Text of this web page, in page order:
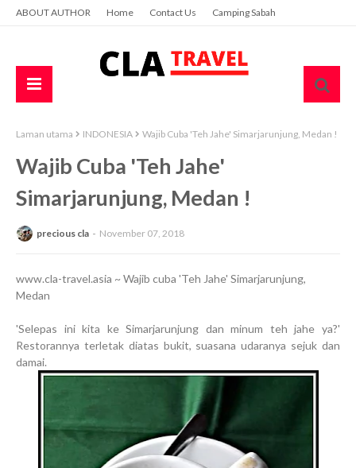
ABOUT AUTHOR Home Contact Us Camping Sabah
Laman utama INDONESIA Wajib Cuba 'Teh Jahe' Simarjarunjung, Medan !
Wajib Cuba 'Teh Jahe'
Simarjarunjung, Medan !
precious cla November 07, 2018
www.cla-travel.asia ~ Wajib cuba 'Teh Jahe' Simarjarunjung,
Medan
'Selepas ini kita ke Simarjarunjung dan minum teh jahe ya?'
Restorannya terletak diatas bukit, suasana udaranya sejuk dan
damai.